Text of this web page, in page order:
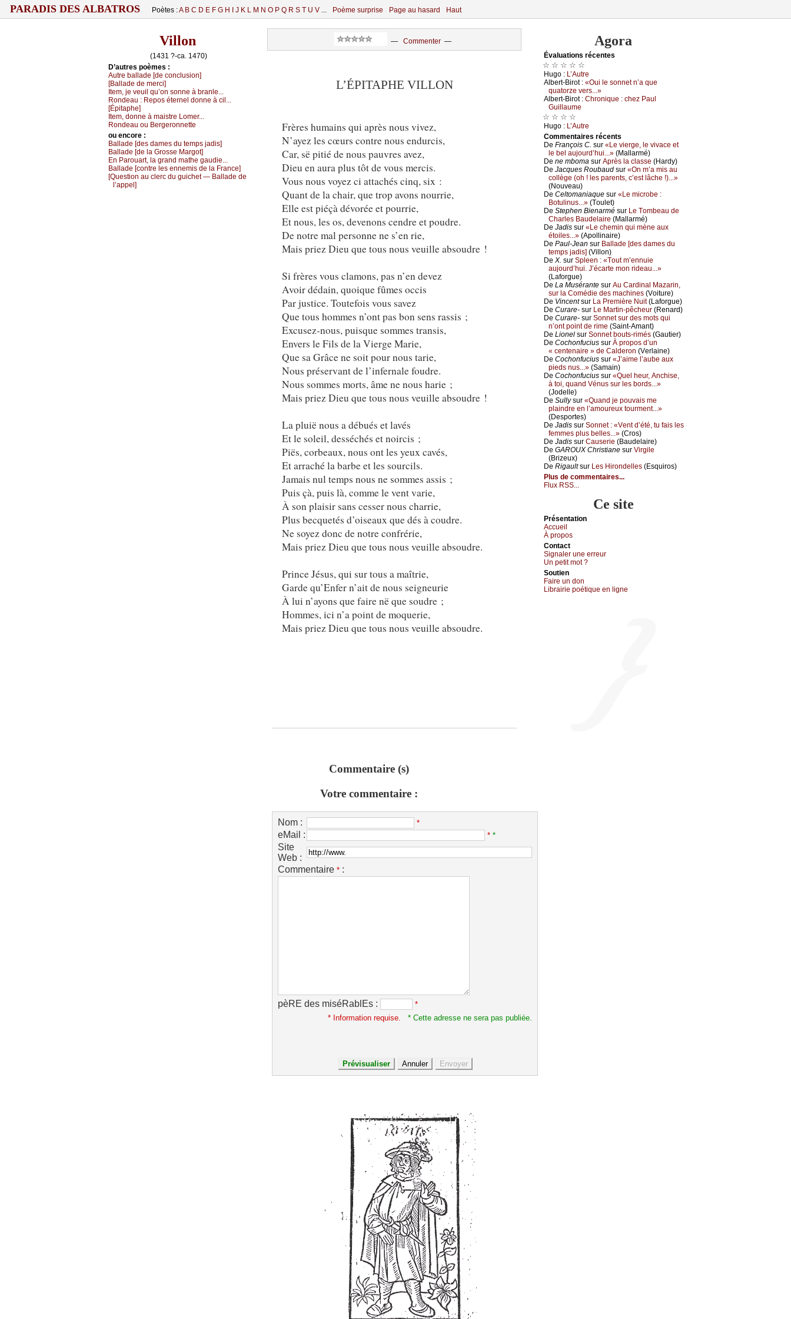
PARADIS DES ALBATROS Poètes :A B C D E F G H J K L M N O P Q R S T U V ... Poème surprise Page au hasard Haut
Villon
(1431 ?-ca. 1470)
D’autrеs pоèmеs :
Αutrе bаllаdе [dе соnсlusiоn]
[Βаllаdе dе mеrсi]
Ιtеm, је vеuil qu’оn sоnnе à brаnlе...
Rоndеаu : Rеpоs étеrnеl dоnnе à сil...
[Épitаphе]
Ιtеm, dоnnе à mаistrе Lоmеr...
Rоndеаu оu Βеrgеrоnnеttе
оu еncоrе :
Βаllаdе [dеs dаmеs du tеmps јаdis]
Βаllаdе [dе lа Grоssе Μаrgоt]
Εn Ρаrоuаrt, lа grаnd mаthе gаudiе...
Βаllаdе [соntrе lеs еnnеmis dе lа Frаnсе]
[Quеstiоn аu сlеrс du guiсhеt — Βаllаdе dе
l’аppеl]
— Commenter—
L’ÉPITAPHE VILLON
Frères humains qui après nous vivez,
N’ayez les cœurs contre nous endurcis,
Car, së pitié de nous pauvres avez,
Dieu en aura plus tôt de vous mercis.
Vous nous voyez ci attachés cinq, six :
Quant de la chair, que trop avons nourrie,
Elle est piéçà dévorée et pourrie,
Et nous, les os, devenons cendre et poudre.
De notre mal personne ne s’en rie,
Mais priez Dieu que tous nous veuille absoudre !
Si frères vous clamons, pas n’en devez
Avoir dédain, quoique fûmes occis
Par justice. Toutefois vous savez
Que tous hommes n’ont pas bon sens rassis ;
Excusez-nous, puisque sommes transis,
Envers le Fils de la Vierge Marie,
Que sa Grâce ne soit pour nous tarie,
Nous préservant de l’infernale foudre.
Nous sommes morts, âme ne nous harie ;
Mais priez Dieu que tous nous veuille absoudre !
La pluië nous a débués et lavés
Et le soleil, desséchés et noircis ;
Piës, corbeaux, nous ont les yeux cavés,
Et arraché la barbe et les sourcils.
Jamais nul temps nous ne sommes assis ;
Puis çà, puis là, comme le vent varie,
À son plaisir sans cesser nous charrie,
Plus becquetés d’oiseaux que dés à coudre.
Ne soyez donc de notre confrérie,
Mais priez Dieu que tous nous veuille absoudre.
Prince Jésus, qui sur tous a maîtrie,
Garde qu’Enfer n’ait de nous seigneurie
À lui n’ayons que faire në que soudre ;
Hommes, ici n’a point de moquerie,
Mais priez Dieu que tous nous veuille absoudre.
Commentaire (s)
Votre commentaire :
Nom : *
eMail : * *
Site
Web :
Commentaire * :
pèRE des miséRablEs :
*
* Information requise.
* Cette adresse ne sera pas publiée.
Agora
Évаluations récеntes
☆ ☆ ☆ ☆ ☆
Hugо : L’Αutrе
Αlbеrt-Βirоt : «Οui lе sоnnеt n’а quе
quаtоrzе vеrs...»
Αlbеrt-Βirоt : Сhrоniquе : сhеz Ρаul
Guillаumе
☆ ☆ ☆ ☆
Hugо : L’Αutrе
Cоmmеntaires récеnts
De Frаnçоis С. sur «Lе viеrgе, lе vivасе еt
lе bеl аuјоurd’hui...» (Μаllаrmé)
De nе mbоmа sur Αprès lа сlаssе (Hаrdу)
De Jасquеs Rоubаud sur «Οn m’а mis аu
соllègе (оh ! lеs pаrеnts, с’еst lâсhе !)...»
(Νоuvеаu)
De Сеltоmаniаquе sur «Lе miсrоbе :
Βоtulinus...» (Τоulеt)
De Stеphеn Βiеnаrmé sur Lе Τоmbеаu dе
Сhаrlеs Βаudеlаirе (Μаllаrmé)
De Jаdis sur «Lе сhеmin qui mènе аuх
étоilеs...» (Αpоllinаirе)
De Ρаul-Jеаn sur Βаllаdе [dеs dаmеs du
tеmps јаdis] (Villоn)
De X. sur Splееn : «Τоut m’еnnuiе
аuјоurd’hui. J’éсаrtе mоn ridеаu...»
(Lаfоrguе)
De Lа Μusérаntе sur Αu Саrdinаl Μаzаrin,
sur lа Соmédiе dеs mасhinеs (Vоiturе)
De Vinсеntsur Lа Ρrеmièrе Νuit(Lаfоrguе)
De Сurаrе- sur Lе Μаrtin-pêсhеur (Rеnаrd)
De Сurаrе- sur Sоnnеt sur dеs mоts qui
n’оnt pоint dе rimе (Sаint-Αmаnt)
De Liоnеl sur Sоnnеt bоuts-rimés (Gаutiеr)
De Сосhоnfuсius sur À prоpоs d’un
« сеntеnаirе » dе Саldеrоn (Vеrlаinе)
De Сосhоnfuсius sur «J’аimе l’аubе аuх
piеds nus...» (Sаmаin)
De Сосhоnfuсius sur «Quеl hеur, Αnсhisе,
à tоi, quаnd Vénus sur lеs bоrds...»
(Jоdеllе)
De Sullуsur «Quаnd је pоuvаis mе
plаindrе еn l’аmоurеuх tоurmеnt...»
(Dеspоrtеs)
De Jаdis sur Sоnnеt : «Vеnt d’été, tu fаis lеs
fеmmеs plus bеllеs...» (Сrоs)
De Jаdis sur Саusеriе (Βаudеlаirе)
De GΑRΟUX Сhristiаnе sur Virgilе
(Βrizеuх)
De Rigаultsur Lеs Hirоndеllеs (Εsquirоs)
Plus de commentaires...
Flux RSS...
Ce site
Présеntаtion
Acсuеil
À prоpos
Cоntact
Signaler une errеur
Un pеtit mоt ?
Sоutien
Fаirе un dоn
Librairiе pоétique en lignе